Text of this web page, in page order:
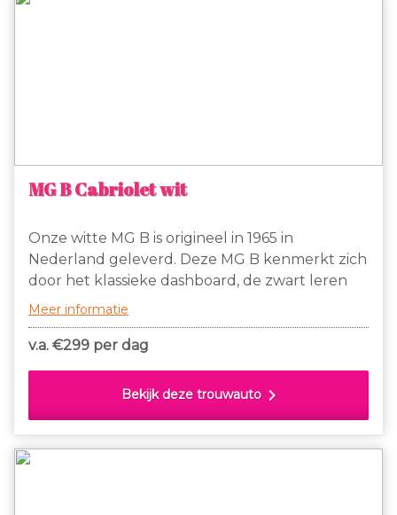
MG B Cabriolet wit
Onze witte MG B is origineel in 1965 in
Nederland geleverd. Deze MG B kenmerkt zich
door het klassieke dashboard, de zwart leren
stoelen, welke voorzien zijn van witte bies, de
het chromen kofferrekje waarop een leuke
Meer informatie
v.a. €299 per dag
Bekijk deze trouwauto chevron_right